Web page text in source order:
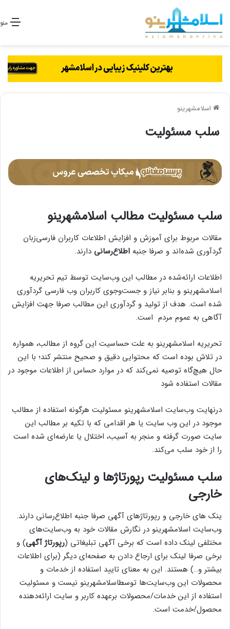
منو
اسلامشهرینو
سلب مسئولیت
سلب مسئولیت مطالب اسلامشهرینو
مقالات مربوط برای آموزش و افزایش اطلاعات کاربران فارسی‌زبان
گردآوری شده‌اند و صرفا جنبه اطلاع‌رسانی دارند.
اطلاعات ارائه‌شده در مطالب این وب‌سایت توسط تیم تحریریه
اسلامشهرینو و بنابر نیاز و جست‌وجوی کاربران وب فارسی گردآوری
شده است. هدف از تولید و گردآوری این مطالب صرفا جهت افزایش
آگاهی به عموم مردم است.
تحریریه اسلامشهرینو به علت حساسیت این گروه از مطالب، همواره
در تلاش بوده است که محتوایی دقیق و صحیح منتشر کند؛ با این
حال هیچ‌گاه توصیه‌ نمی‌کند که در موارد حساس از اطلاعات موجود در
مقالات استفاده شود
درنهایت وب‌سایت اسلامشهرینو مسئولیت هرگونه استفاده از مطالب
موجود در این وب سایت یا هر اقدامی که با تکیه بر مطالب این
سایت صورت گرفته و منجر به آسیب، اختلال یا عارضه‌ای شده است
را از خود سلب می‌کند.
سلب مسئولیت رپورتاژها و لینک‌های
خارجی
ینک های خارجی و رپورتاژهای آگهی صرفا جنبه اطلاع‌رسانی دارند.
وب‌سایت اسلامشهرینو در نگارش مقالات خود به وب‌سایت‌های
مختلفی لینک داده است که برخی آگهی تبلیغاتی (رپورتاژ آگهی) و
برخی صرفا لینک‌ برای ارجاع دادن به صفحه‌ای دیگر (برای اطلاعات
بیشتر و…) هستند. این به معنای تایید استفاده از خدمات و
محصولات این وب‌سایت‌ها توسطاسلامشهرینو نیست و مسئولیت
استفاده از این خدمات/محصولات برعهده کاربر و سایت ارائه‌دهنده
محصول/خدمت است.